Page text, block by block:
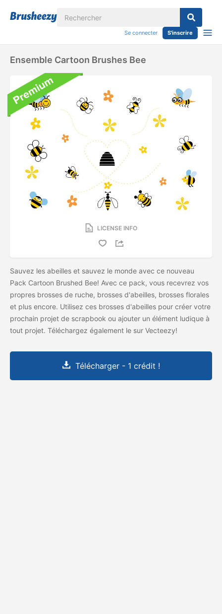
Se connecter S'inscrire
Ensemble Cartoon Brushes Bee
LICENSE INFO
Sauvez les abeilles et sauvez le monde avec ce nouveau
Pack Cartoon Brushed Bee! Avec ce pack, vous recevrez vos
propres brosses de ruche, brosses d'abeilles, brosses florales
et plus encore. Utilisez ces brosses d'abeilles pour créer votre
prochain projet de scrapbook ou ajouter un élément ludique à
tout projet. Téléchargez également le sur Vecteezy!
Télécharger - 1 crédit !